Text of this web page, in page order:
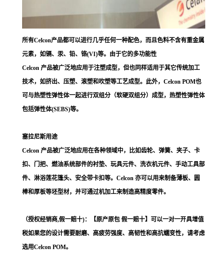
所有Celcon产品都可以进行几乎任何一种配色，而且色料不含有重金属
元素，如镉、汞、铅、铬(VI)等。由于它的多功能性
Celcon 产品被广泛地应用于注塑成型，但也同样适用于其它传统加工
技术，如挤出、压塑、滚塑和吹塑等工艺成型。此外，Celcon POM也
可与热塑性弹性体一起进行双组分（软硬双组分）成型，热塑性弹性体
包括弹性体(SEBS)等。
塞拉尼斯用途
Celcon 产品被广泛地应用在各种领域中，比如齿轮、弹簧、夹子、卡
扣、门把、燃油系统部件的衬垫、玩具元件、洗衣机元件、手动工具部
件、淋浴莲花篷头、安全带卡扣等。Celcon 亦可以用来制备薄板、圆
棒和厚板等坯型材，并可通过机加工来制造高精度零件。
（授权经销商,假一赔十)：【原产原包 假一赔十】可以一对一开具增值
税如果您的设计需要耐磨、高疲劳强度、高韧性和高抗蠕变性，请考虑
选用Celcon POM。